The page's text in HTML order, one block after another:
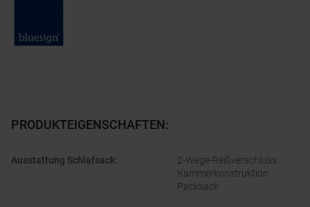
PRODUKTEIGENSCHAFTEN:
Ausstattung Schlafsack:
2-Wege-Reißverschluss
Kammerkonstruktion
Packsack